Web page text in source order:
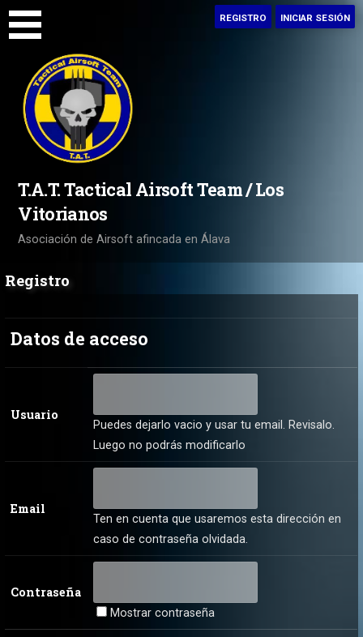
Saltar
REGISTRO INICIAR SESIÓN
T.A.T. Tactical Airsoft Team / Los
Vitorianos
Asociación de Airsoft afincada en Álava
Registro
Datos de acceso
Usuario
Puedes dejarlo vacio y usar tu email. Revisalo.
Luego no podrás modificarlo
Email
Ten en cuenta que usaremos esta dirección en
caso de contraseña olvidada.
Contraseña
Mostrar contraseña